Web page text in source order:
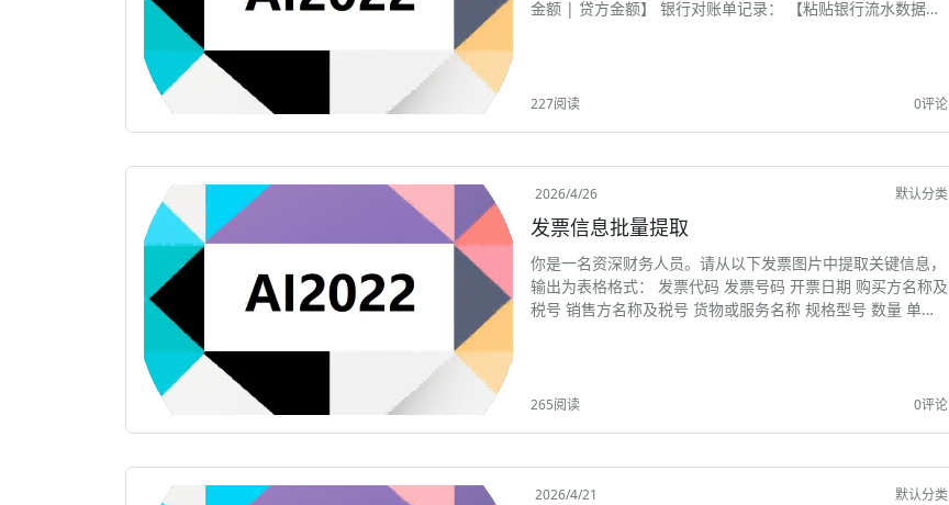
金额 | 贷方金额】 银行对账单记录： 【粘贴银行流水数据，
227阅读 0评论
2026/4/26 默认分类
发票信息批量提取
你是一名资深财务人员。请从以下发票图片中提取关键信息，
输出为表格格式： 发票代码 发票号码 开票日期 购买方名称及
税号 销售方名称及税号 货物或服务名称 规格型号 数量 单价
265阅读 0评论
2026/4/21 默认分类